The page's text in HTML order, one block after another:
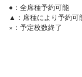
●：全席種予約可能
▲：席種により予約可
×：予定枚数終了